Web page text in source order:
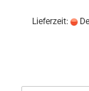
Lieferzeit: